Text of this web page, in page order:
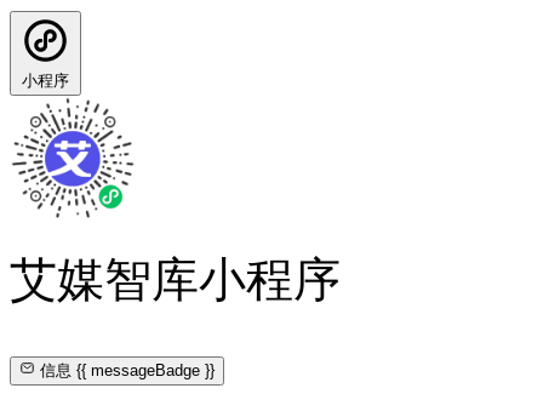
小程序
艾媒智库小程序
信息{{ messageBadge }}